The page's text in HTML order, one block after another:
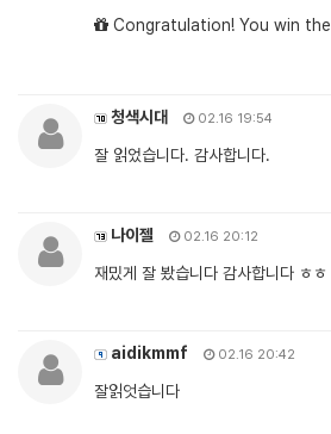
Congratulation! You win the
청색시대 02.16 19:54
잘 읽었습니다. 감사합니다.
나이젤 02.16 20:12
재밌게 잘 봤습니다 감사합니다 ㅎㅎ
aidikmmf 02.16 20:42
잘읽엇습니다